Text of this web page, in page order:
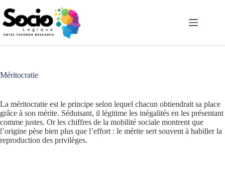
au
contenu
Méritocratie
La méritocratie est le principe selon lequel chacun obtiendrait sa place
grâce à son mérite. Séduisant, il légitime les inégalités en les présentant
comme justes. Or les chiffres de la mobilité sociale montrent que
l’origine pèse bien plus que l’effort : le mérite sert souvent à habiller la
reproduction des privilèges.